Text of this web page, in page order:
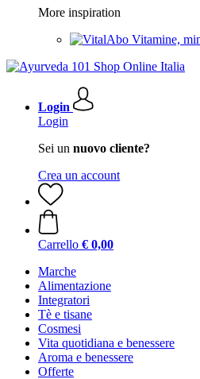
More inspiration
Vitamine,
Login
Login
Sei un nuovo cliente?
Crea un account
Carrello € 0,00
Marche
Alimentazione
Integratori
Tè e tisane
Cosmesi
Vita quotidiana e benessere
Aroma e benessere
Offerte